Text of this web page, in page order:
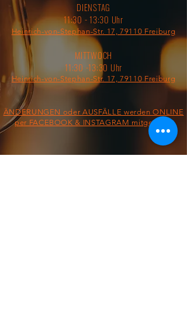
DIENSTAG
11:30 - 13:30 Uhr
Heinrich-von-Stephan-Str. 17, 79110 Freiburg
MITTWOCH
11:30 -13:30 Uhr
Heinrich-von-Stephan-Str. 17, 79110 Freiburg
ÄNDERUNGEN oder AUSFÄLLE werden ONLINE
per FACEBOOK & INSTAGRAM mitgeteilt!